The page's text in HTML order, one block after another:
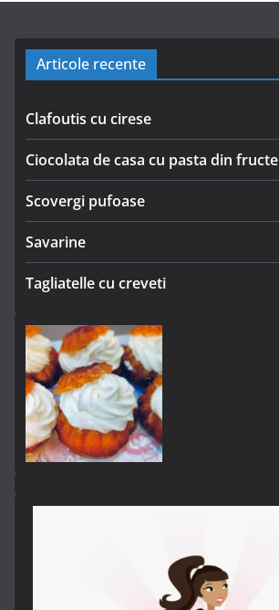
Articole recente
Clafoutis cu cirese
Ciocolata de casa cu pasta din fructe
Scovergi pufoase
Savarine
Tagliatelle cu creveti